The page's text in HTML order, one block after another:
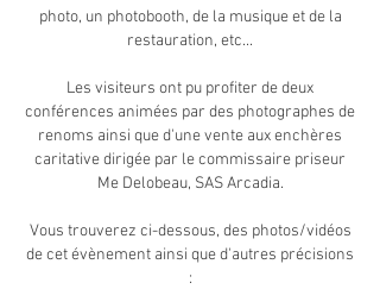
photo, un photobooth, de la musique et de la
restauration, etc...
Les visiteurs ont pu profiter de deux
conférences animées par des photographes de
renoms ainsi que d'une vente aux enchères
caritative dirigée par le commissaire priseur
Me Delobeau, SAS Arcadia.
Vous trouverez ci-dessous, des photos/vidéos
de cet évènement ainsi que d'autres précisions
: